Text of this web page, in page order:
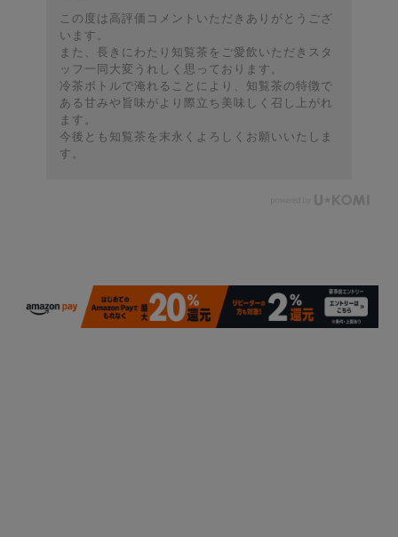
この度は高評価コメントいただきありがとうござ
います。
また、長きにわたり知覧茶をご愛飲いただきスタ
ッフ一同大変うれしく思っております。
冷茶ボトルで淹れることにより、知覧茶の特徴で
ある甘みや旨味がより際立ち美味しく召し上がれ
ます。
今後とも知覧茶を末永くよろしくお願いいたしま
す。